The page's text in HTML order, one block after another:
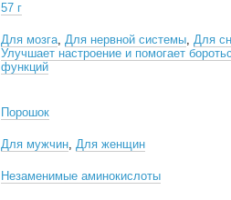
57 г
Для мозга, Для нервной системы, Для
Улучшает настроение и помогает
функций
Порошок
Для мужчин, Для женщин
Незаменимые аминокислоты